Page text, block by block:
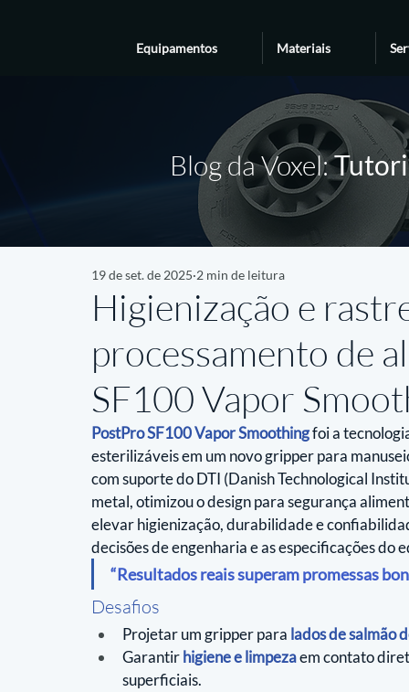
Equipamentos Materiais
Blog da Voxel:
Higienização e
processamento de
SF100 Vapor
19 de set. de 2025 2 min de leitura
PostPro SF100 Vapor Smoothing foi a
esterilizáveis em um novo gripper para
com suporte do DTI (Danish Technological
metal, otimizou o design para segurança
elevar higienização, durabilidade e
decisões de engenharia e as especificações do
“Resultados reais superam promessas
Desafios
Projetar um gripper para lados de salmão
Garantir higiene e limpeza em contato
superficiais.